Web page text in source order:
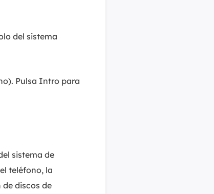
del sistema
Pulsa Intro para
sistema de
teléfono, la
discos de